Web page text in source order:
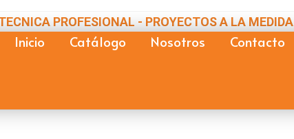
PROFESIONAL - PROYECTOS A LA MEDIDA
Inicio Catálogo Nosotros Contacto